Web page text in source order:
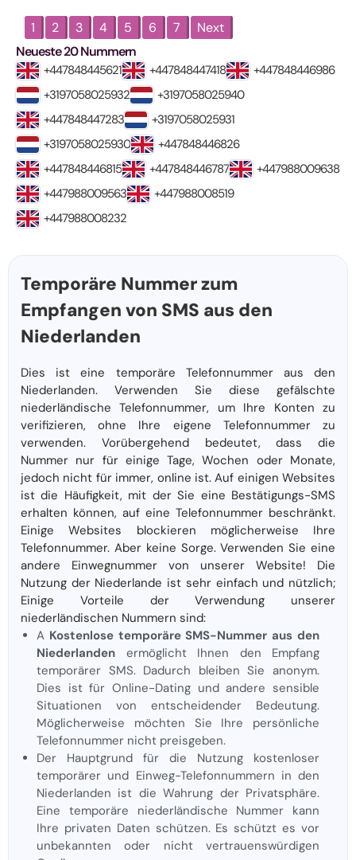
1 2 3 4 5 6 7
Next
Neueste 20 Nummern
+447848445621 +447848447418
+447848446986
+3197058025932
+3197058025940
+447848447283
+3197058025931
+3197058025930
+447848446826
+447848446815
+447848446787
+447988009638
+447988009563
+447988008519
+447988008232
Temporäre Nummer zum
Empfangen von SMS aus den
Niederlanden
Dies ist eine temporäre Telefonnummer aus den
Niederlanden. Verwenden Sie diese gefälschte
niederländische Telefonnummer, um Ihre Konten zu
verifizieren, ohne Ihre eigene Telefonnummer zu
verwenden. Vorübergehend bedeutet, dass die
Nummer nur für einige Tage, Wochen oder Monate,
jedoch nicht für immer, online ist. Auf einigen Websites
ist die Häufigkeit, mit der Sie eine Bestätigungs-SMS
erhalten können, auf eine Telefonnummer beschränkt.
Einige Websites blockieren möglicherweise Ihre
Telefonnummer. Aber keine Sorge. Verwenden Sie eine
andere Einwegnummer von unserer Website! Die
Nutzung der Niederlande ist sehr einfach und nützlich;
Einige Vorteile der Verwendung unserer
niederländischen Nummern sind:
A Kostenlose temporäre SMS-Nummer aus den
Niederlanden ermöglicht Ihnen den Empfang
temporärer SMS. Dadurch bleiben Sie anonym.
Dies ist für Online-Dating und andere sensible
Situationen von entscheidender Bedeutung.
Möglicherweise möchten Sie Ihre persönliche
Telefonnummer nicht preisgeben.
Der Hauptgrund für die Nutzung kostenloser
temporärer und Einweg-Telefonnummern in den
Niederlanden ist die Wahrung der Privatsphäre.
Eine temporäre niederländische Nummer kann
Ihre privaten Daten schützen. Es schützt es vor
unbekannten oder nicht vertrauenswürdigen